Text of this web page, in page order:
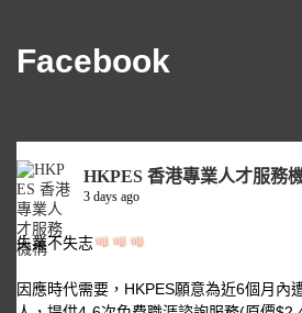
Facebook
HKPES 香港專業人才服務
3 days ago
失業不失志
因應時代需要，HKPES願意為近6個月內